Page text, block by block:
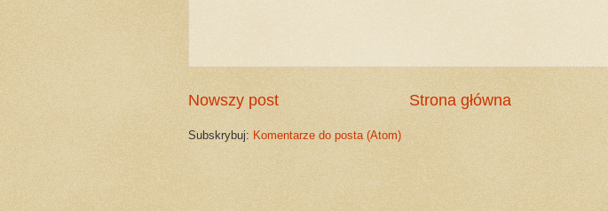
Nowszy post Strona główna
Subskrybuj: Komentarze do posta (Atom)